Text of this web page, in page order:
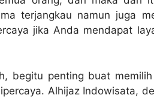
terjangkau namun juga
jika Anda mendapat
begitu penting buat
Alhijaz Indowisata,